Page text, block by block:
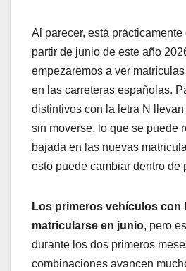
Al parecer, está
partir de junio de este año
empezaremos a ver
en las carreteras españolas.
distintivos con la letra N
sin moverse, lo que se puede
bajada en las nuevas
esto puede cambiar dentro de
Los primeros vehículos con
matricularse en junio, pero
durante los dos primeros
combinaciones avancen